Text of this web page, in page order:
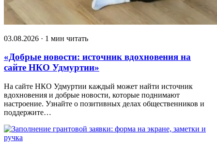
03.08.2026 · 1 мин читать
«Добрые новости: источник вдохновения на
сайте НКО Удмуртии»
На сайте НКО Удмуртии каждый может найти источник
вдохновения и добрые новости, которые поднимают
настроение. Узнайте о позитивных делах общественников и
поддержите…